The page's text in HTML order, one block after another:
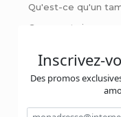
Qu'est-ce qu'un
Comment signer
avec style
Inscrivez-
Des promos